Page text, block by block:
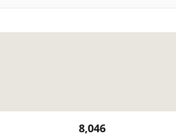
8,046